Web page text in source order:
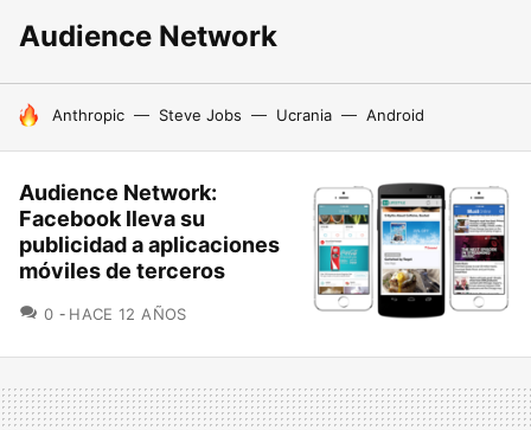
Audience Network
HOY SE HABLA DE
Anthropic Steve Jobs Ucrania Android
Audience Network:
Facebook lleva su
publicidad a aplicaciones
móviles de terceros
0 COMENTARIOS
HACE 12 AÑOS